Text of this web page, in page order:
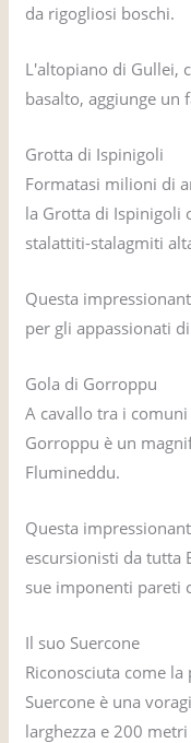
da rigogliosi boschi.
L'altopiano di Gullei,
basalto, aggiunge un
Grotta di Ispinigoli
Formatasi milioni di
la Grotta di Ispinigoli
stalattiti-stalagmiti
Questa
per gli appassionati
Gola di Gorroppu
A cavallo tra i
Gorroppu è un
Flumineddu.
Questa
escursionisti da tutta
sue imponenti pareti
Il suo Suercone
Riconosciuta come
Suercone è una
larghezza e 200